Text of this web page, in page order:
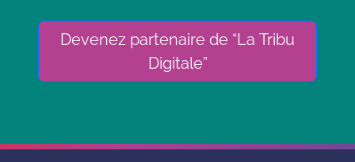
Devenez partenaire de “La Tribu
Digitale”